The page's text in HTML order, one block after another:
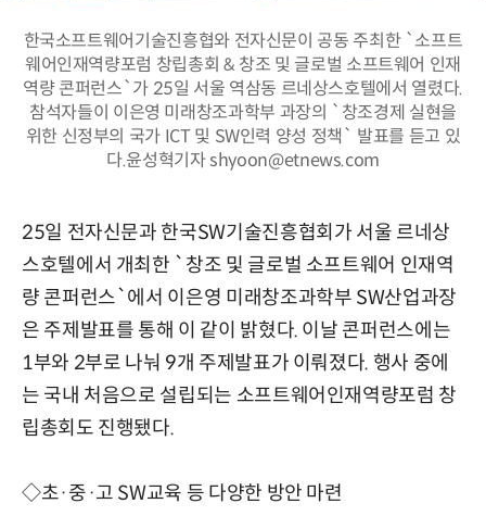
한국소프트웨어기술진흥협와 전자신문이 공동 주최한 `소프트
웨어인재역량포럼 창립총회 & 창조 및 글로벌 소프트웨어 인재
역량 콘퍼런스`가 25일 서울 역삼동 르네상스호텔에서 열렸다.
참석자들이 이은영 미래창조과학부 과장의 `창조경제 실현을
위한 신정부의 국가 ICT 및 SW인력 양성 정책` 발표를 듣고 있
다.윤성혁기자 shyoon@etnews.com
25일 전자신문과 한국SW기술진흥협회가 서울 르네상
스호텔에서 개최한 `창조 및 글로벌 소프트웨어 인재역
량 콘퍼런스`에서 이은영 미래창조과학부 SW산업과장
은 주제발표를 통해 이 같이 밝혔다. 이날 콘퍼런스에는
1부와 2부로 나눠 9개 주제발표가 이뤄졌다. 행사 중에
는 국내 처음으로 설립되는 소프트웨어인재역량포럼 창
립총회도 진행됐다.
◇초·중·고 SW교육 등 다양한 방안 마련